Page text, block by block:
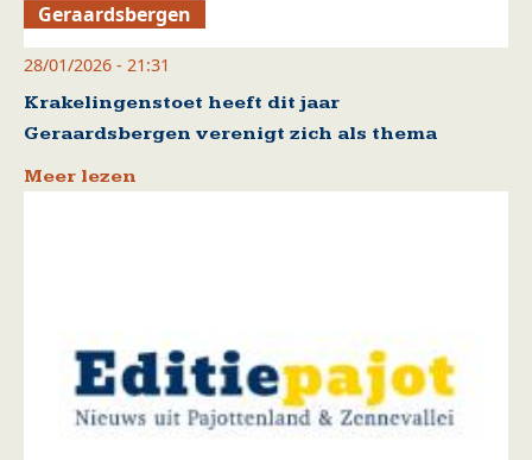
Geraardsbergen
28/01/2026 - 21:31
Krakelingenstoet heeft dit jaar
Geraardsbergen verenigt zich als thema
Meer lezen